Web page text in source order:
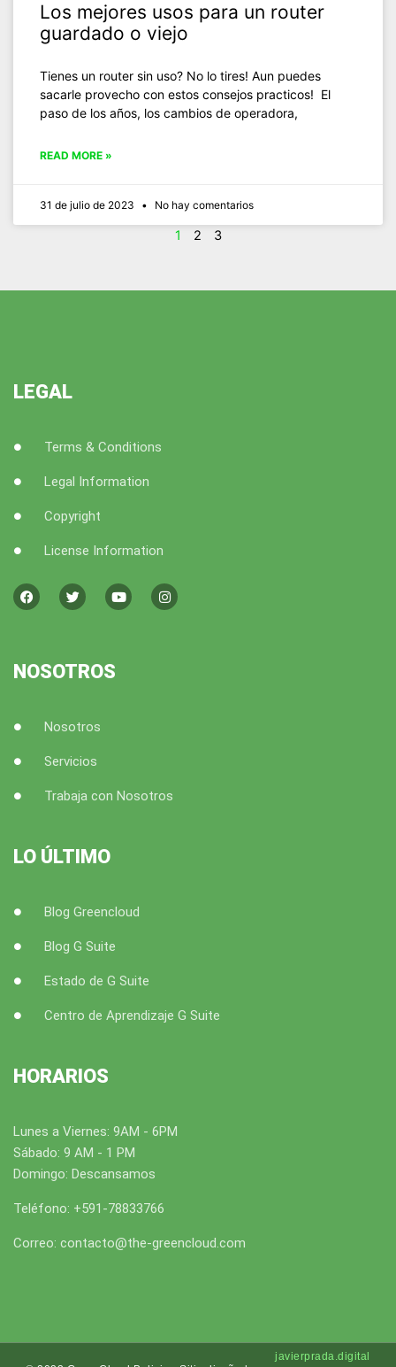
Los mejores usos para un router
guardado o viejo
Tienes un router sin uso? No lo tires! Aun puedes
sacarle provecho con estos consejos practicos! El
paso de los años, los cambios de operadora,
READ MORE »
31 de julio de 2023 No hay comentarios
1 2 3
LEGAL
Terms & Conditions
Legal Information
Copyright
License Information
a
c
e
k
w
i
t
o
u
t
n
s
t
NOSOTROS
Nosotros
Servicios
Trabaja con Nosotros
LO ÚLTIMO
Blog Greencloud
Blog G Suite
Estado de G Suite
Centro de Aprendizaje G Suite
HORARIOS
Lunes a Viernes: 9AM - 6PM
Sábado: 9 AM - 1 PM
Domingo: Descansamos
Teléfono: +591-78833766
Correo: contacto@the-greencloud.com
javierprada.digital